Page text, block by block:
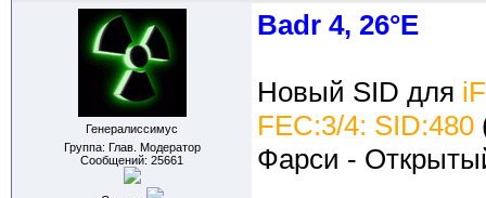
Генералиссимус
Группа: Глав. Модератор
Сообщений: 25661
Badr 4, 26°E
Новый SID для
FEC:3/4: SID:480
Фарси -